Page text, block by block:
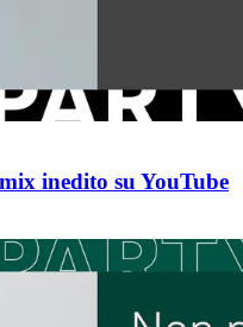
inedito su YouTube